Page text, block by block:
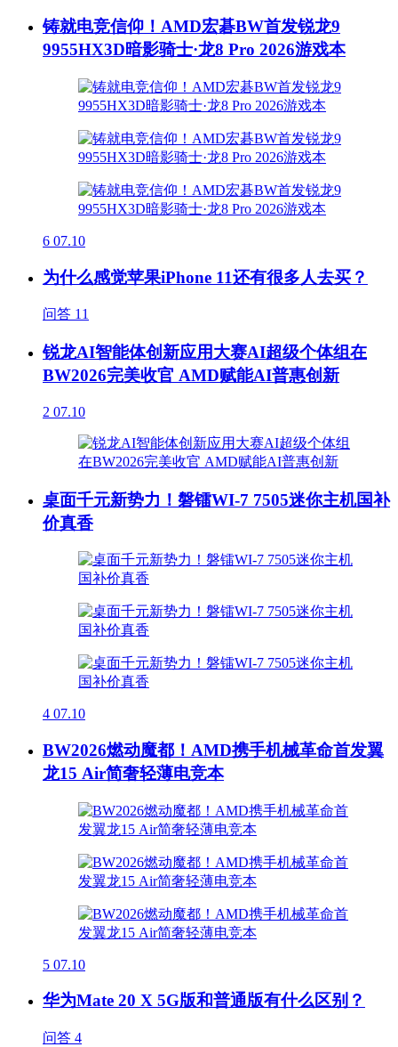
铸就电竞信仰！AMD宏碁BW首发锐龙9
9955HX3D暗影骑士·龙8 Pro 2026游戏本
6 07.10
为什么感觉苹果iPhone 11还有很多人去买？
问答 11
锐龙AI智能体创新应用大赛AI超级个体组在
BW2026完美收官 AMD赋能AI普惠创新
2 07.10
桌面千元新势力！磐镭WI-7 7505迷你主机国补
价真香
4 07.10
BW2026燃动魔都！AMD携手机械革命首发翼
龙15 Air简奢轻薄电竞本
5 07.10
华为Mate 20 X 5G版和普通版有什么区别？
问答 4